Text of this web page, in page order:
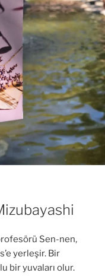
Sen-nen,
yerleşir. Bir
bir yuvaları olur.